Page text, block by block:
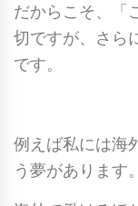
だからこそ、「
切ですが、さら
です。
例えば私には海
う夢があります。